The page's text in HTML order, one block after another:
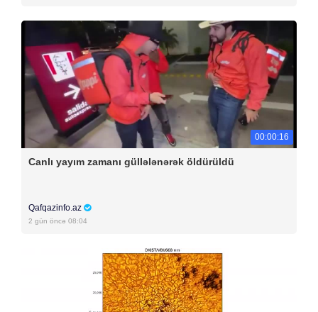
00:00:16
Canlı yayım zamanı güllələnərək öldürüldü
Qafqazinfo.az
2 gün öncə 08:04